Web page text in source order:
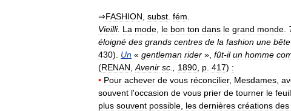
⇒FASHION subst fém
Vieilli. La mode le bon ton dans le grand monde
éloigné des grands centres de la fashion une bête
430). Un « gentleman rider », fût-il un homme
(RENAN Avenir sc 1890 p 417) :
• Pour achever de vous réconcilier, Mesdames
souvent l'occasion de vous prier de tourner le
plus souvent possible les dernières créations des